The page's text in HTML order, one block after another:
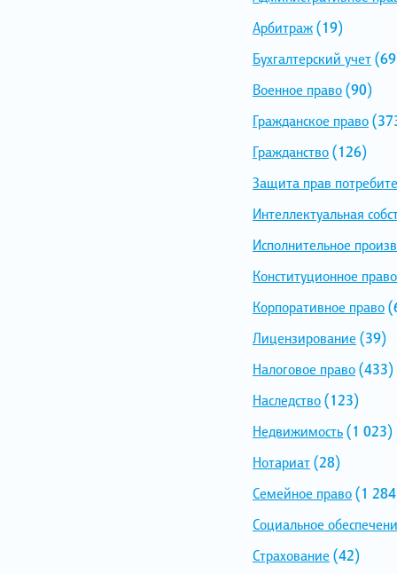
Арбитраж(19)
Бухгалтерский учет
Военное право(90)
Гражданское право
Гражданство(126)
Защита прав
Интеллектуальная
Исполнительное
Конституционное право
Корпоративное право
Лицензирование (39)
Налоговое право(433)
Наследство(123)
Недвижимость(1 023)
Нотариат(28)
Семейное право(1
Социальное
Страхование (42)